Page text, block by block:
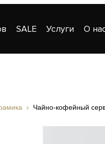
SALE Услуги О
Чайно-кофейный